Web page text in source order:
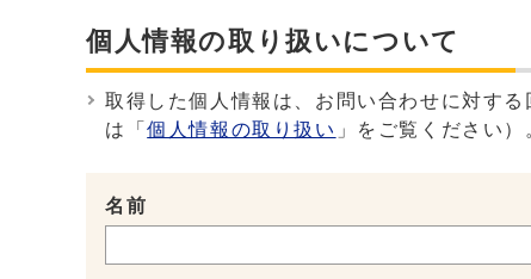
個人情報の取り扱いについて
取得した個人情報は、お問い合わせに対す
は「個人情報の取り扱い 」をご覧ください）
名前